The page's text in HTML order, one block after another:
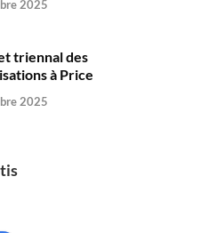
2025
triennal des
à Price
2025